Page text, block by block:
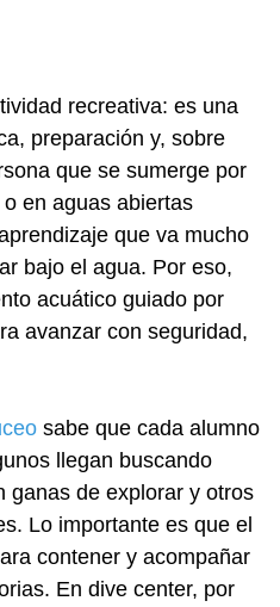
recreativa: es una
preparación y, sobre
que se sumerge por
en aguas abiertas
que va mucho
bajo el agua. Por eso,
acuático guiado por
avanzar con seguridad,
sabe que cada alumno
llegan buscando
ganas de explorar y otros
Lo importante es que el
contener y acompañar
En dive center, por